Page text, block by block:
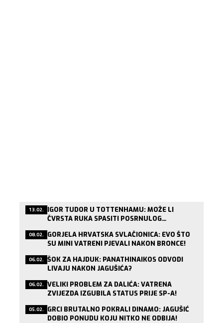
13.02. IGOR TUDOR U TOTTENHAMU: MOŽE LI
ČVRSTA RUKA SPASITI POSRNULOG
08.02. GORJELA HRVATSKA SVLAČIONICA: EVO ŠTO
SU MINI VATRENI PJEVALI NAKON BRONCE!
06.02. ŠOK ZA HAJDUK: PANATHINAIKOS ODVODI
LIVAJU NAKON JAGUŠIĆA?
06.02. VELIKI PROBLEM ZA DALIĆA: VATRENA
ZVIJEZDA IZGUBILA STATUS PRIJE SP-A!
05.02. GRCI BRUTALNO POKRALI DINAMO: JAGUŠIĆ
DOBIO PONUDU KOJU NITKO NE ODBIJA!